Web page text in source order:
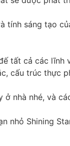
tính sáng tạo
tất cả các
cấu trúc thực
nhà nhé, và
nhỏ Shining